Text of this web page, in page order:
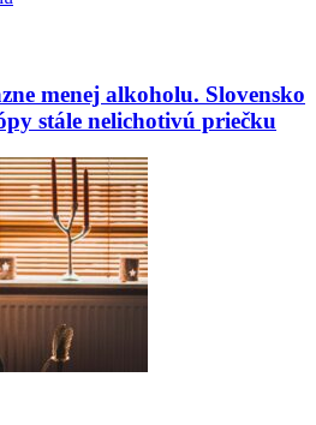
menej alkoholu. Slovensko
stále nelichotivú priečku